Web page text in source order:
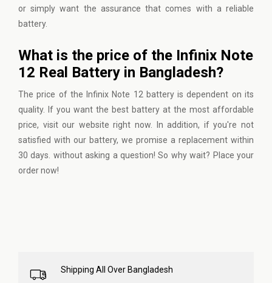
or simply want the assurance that comes with a reliable
battery.
What is the price of the Infinix Note
12 Real Battery in Bangladesh?
The price of the Infinix Note 12 battery is dependent on its
quality. If you want the best battery at the most affordable
price, visit our website right now. In addition, if you're not
satisfied with our battery, we promise a replacement within
30 days. without asking a question! So why wait? Place your
order now!
Shipping All Over Bangladesh